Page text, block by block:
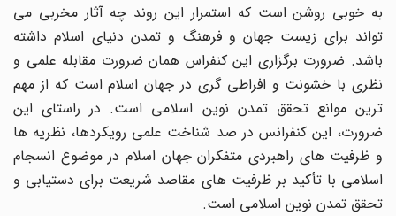
به خوبی روشن است که استمرار این روند چه آثار مخربی می
تواند برای زیست جهان و فرهنگ و تمدن دنیای اسلام داشته
باشد. ضرورت برگزاری این کنفراس همان ضرورت مقابله علمی و
نظری با خشونت و افراطی گری در جهان اسلام است که از مهم
ترین موانع تحقق تمدن نوین اسلامی است. در راستای این
ضرورت، این کنفرانس در صد شناخت علمی رویکردها، نظریه ها
و ظرفیت های راهبردی متفکران جهان اسلام در موضوع انسجام
اسلامی با تأکید بر ظرفیت های مقاصد شریعت برای دستیابی و
تحقق تمدن نوین اسلامی است.